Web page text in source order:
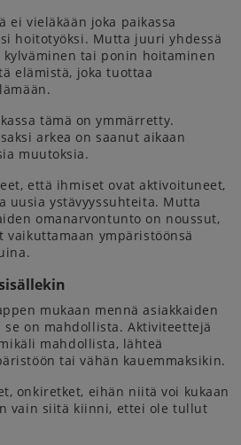
ei vieläkään joka paikassa
hoitotyöksi. Mutta juuri yhdessä
tai ponin hoitaminen
elämistä, joka tuottaa
tämä on ymmärretty.
arkea on saanut aikaan
muutoksia.
että ihmiset ovat aktivoituneet,
uusia ystävyyssuhteita. Mutta
omanarvontunto on noussut,
vaikuttamaan ympäristöönsä
mukaan mennä asiakkaiden
se on mahdollista. Aktiviteettejä
mahdollista, lähteä
tai vähän kauemmaksikin.
onkiretket, eihän niitä voi kukaan
vain siitä kiinni, ettei ole tullut